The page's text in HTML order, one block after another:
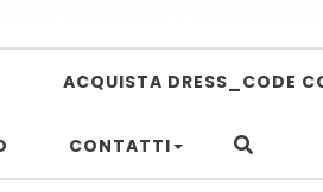
ACQUISTA DRESS_CODE
CONTATTI